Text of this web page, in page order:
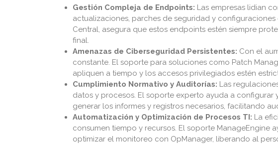
Gestión Compleja de Endpoints: Las empresas lidian
actualizaciones, parches de seguridad y
Central, asegura que estos endpoints estén siempre
final.
Amenazas de Ciberseguridad Persistentes: Con el
constante. El soporte para soluciones como Patch
apliquen a tiempo y los accesos privilegiados estén
Cumplimiento Normativo y Auditorías: Las
datos y procesos. El soporte experto ayuda a configurar
generar los informes y registros necesarios, facilitando
Automatización y Optimización de Procesos TI: La
consumen tiempo y recursos. El soporte ManageEngine
optimizar el monitoreo con OpManager, liberando al